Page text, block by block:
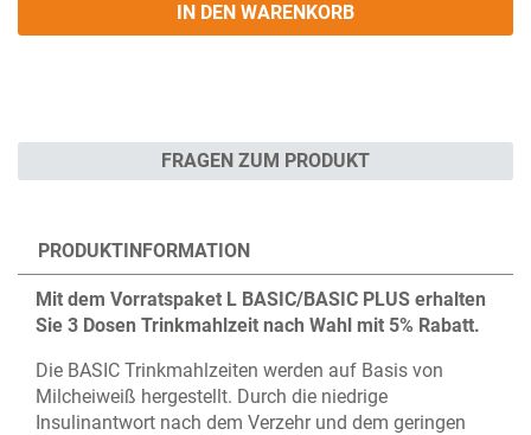
IN DEN WARENKORB
FRAGEN ZUM PRODUKT
PRODUKTINFORMATION
Mit dem Vorratspaket L BASIC/BASIC PLUS erhalten
Sie 3 Dosen Trinkmahlzeit nach Wahl mit 5% Rabatt.
Die BASIC Trinkmahlzeiten werden auf Basis von
Milcheiweiß hergestellt. Durch die niedrige
Insulinantwort nach dem Verzehr und dem geringen